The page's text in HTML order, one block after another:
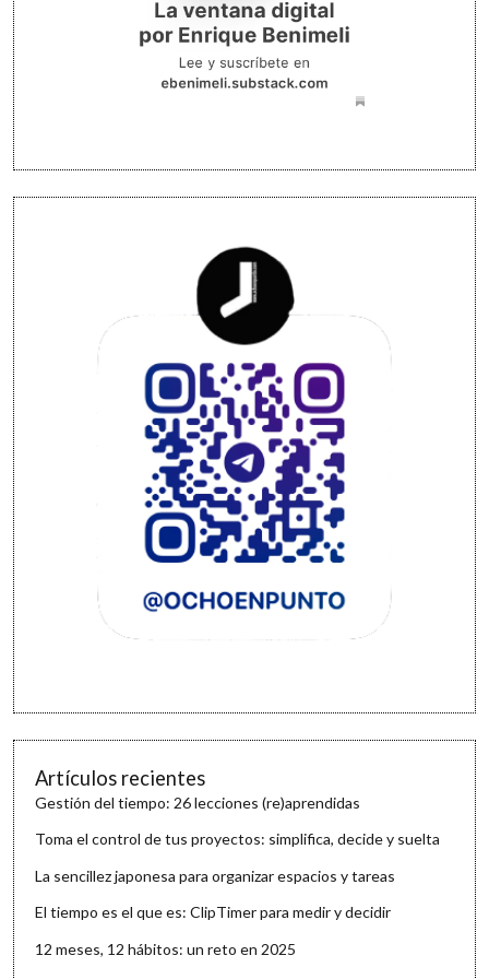
Artículos recientes
Gestión del tiempo: 26 lecciones (re)aprendidas
Toma el control de tus proyectos: simplifica, decide y suelta
La sencillez japonesa para organizar espacios y tareas
El tiempo es el que es: ClipTimer para medir y decidir
12 meses, 12 hábitos: un reto en 2025